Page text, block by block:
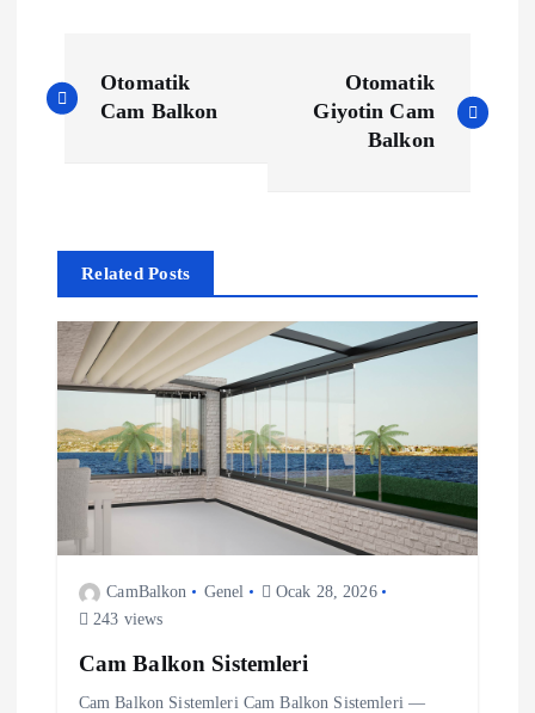
a
g
e
n
m
Otomatik
Cam Balkon
Otomatik
Giyotin Cam
Balkon
Related Posts
CamBalkon Genel
Ocak 28, 2026
243 views
Cam Balkon Sistemleri
Cam Balkon Sistemleri Cam Balkon Sistemleri —